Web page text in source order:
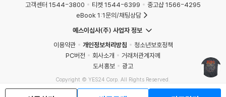
고객센터 1544-3800 티켓 1544-6399
중고샵 1566-4295
eBook 1:1문의/채팅상담
예스이십사(주) 사업자 정보
이용약관
개인정보처리방침
청소년보호정책
PC버전
회사소개
거래처관계자께
도서홍보
광고
Copyright © YES24 Corp. All Rights Reserved.
MATOM15